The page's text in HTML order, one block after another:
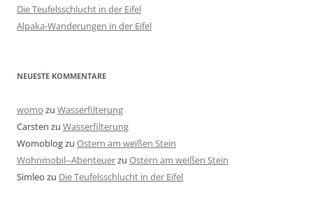
Die Teufelsschlucht in der Eifel
Alpaka-Wanderungen in der Eifel
NEUESTE KOMMENTARE
womo zu Wasserfilterung
Carsten zu Wasserfilterung
Womoblogzu Ostern am weißen Stein
Wohnmobil--Abenteuerzu Ostern am weißen Stein
Simleo zu Die Teufelsschlucht in der Eifel